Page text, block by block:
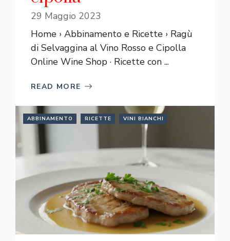
29 Maggio 2023
Home › Abbinamento e Ricette › Ragù
di Selvaggina al Vino Rosso e Cipolla
Online Wine Shop · Ricette con ...
READ MORE
ABBINAMENTO RICETTE VINI BIANCHI